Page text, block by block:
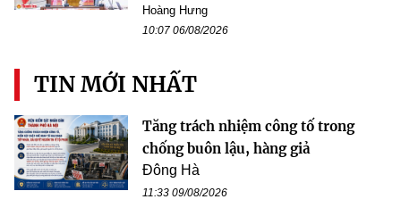
Hoàng Hưng
10:07 06/08/2026
TIN MỚI NHẤT
Tăng trách nhiệm công tố trong
chống buôn lậu, hàng giả
Đông Hà
11:33 09/08/2026